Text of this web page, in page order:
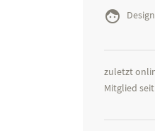

zuletzt
Mitglied seit